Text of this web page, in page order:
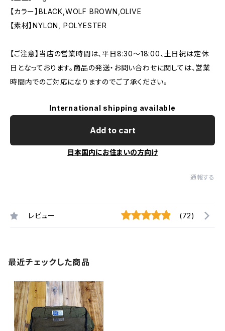
【カラー】BLACK,WOLF BROWN,OLIVE
【素材】NYLON, POLYESTER
【ご注意】当店の営業時間は、平日8:30～18:00、土日祝は定休
日となっております。商品の発送・お問い合わせに関しては、営業
時間内でのご対応になりますのでご了承ください。
International shipping available
Add to cart
日本国内にお住まいの方向け
通報する
レビュー (72)
最近チェックした商品